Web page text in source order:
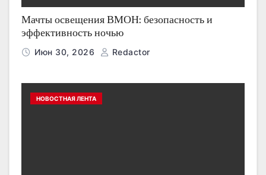
Мачты освещения ВМОН: безопасность и
эффективность ночью
Июн 30, 2026 Redactor
НОВОСТНАЯ ЛЕНТА